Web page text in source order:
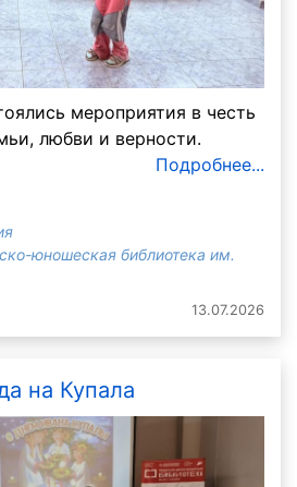
мероприятия в честь
любви и верности.
Подробнее...
юношеская библиотека им.
13.07.2026
на Купала